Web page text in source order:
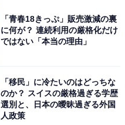
「青春18きっぷ」販売激減の裏
に何が？ 連続利用の厳格化だけ
ではない「本当の理由」
「移民」に冷たいのはどっちな
のか？ スイスの厳格過ぎる学歴
選別と、日本の曖昧過ぎる外国
人政策